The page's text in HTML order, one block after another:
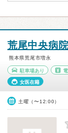
荒尾中央病
熊本県荒尾市増永
駐車場あり
女医在籍
土曜（〜12:00）